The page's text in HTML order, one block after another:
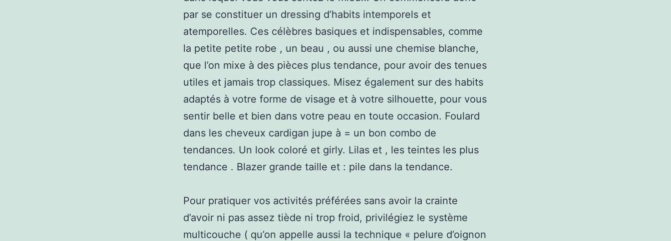
par se constituer un dressing d’habits intemporels et
atemporelles. Ces célèbres basiques et indispensables, comme
la petite petite robe , un beau , ou aussi une chemise blanche,
que l’on mixe à des pièces plus tendance, pour avoir des tenues
utiles et jamais trop classiques. Misez également sur des habits
adaptés à votre forme de visage et à votre silhouette, pour vous
sentir belle et bien dans votre peau en toute occasion. Foulard
dans les cheveux cardigan jupe à = un bon combo de
tendances. Un look coloré et girly. Lilas et , les teintes les plus
tendance . Blazer grande taille et : pile dans la tendance.
Pour pratiquer vos activités préférées sans avoir la crainte
d’avoir ni pas assez tiède ni trop froid, privilégiez le système
multicouche ( qu’on appelle aussi la technique « pelure d’oignon